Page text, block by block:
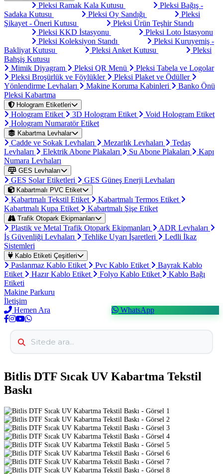
Pleksi Ramak Kala Kutusu
Pleksi Bağış -
Sadaka Kutusu
Pleksi Oy Sandığı
Pleksi
Şikayet - Öneri Kutusu
Pleksi Ürün Teşhir Standı
Pleksi KKD İstasyonu
Pleksi Loto İstasyonu
Pleksi Koleksiyon Standı
Pleksi Kuruyemiş -
Bakliyat Kutusu
Pleksi Anket Kutusu
Pleksi
Bahşiş Kutusu
Mimik Diyagram
Pleksi QR Menü
Pleksi Tabela ve Logolar
Pleksi Broşürlük ve Föylükler
Pleksi Plaket ve Ödüller
Yönlendirme Levhaları
Makine Koruma Kabinleri
Banko Önü
Pleksi Kabartma
Hologram Etiketleri
Hologram Etiket 3D Hologram Etiket
Void Hologram Etiket
Hologram Numaratör Etiket
Kabartma Levhalar
Cadde ve Sokak Levhaları Mezarlık Levhaları
Tedaş
Levhaları
Elektrik Abone Plakaları Su Abone Plakaları
Kapı
Numara Levhaları
GES Levhaları
GES Solar Etiketleri GES Güneş Enerji Levhaları
Kabartmalı PVC Etiket
Kabartmalı Tekstil Etiket
Kabartmalı Termos Etiket
Kabartmalı Kupa Etiket
Kabartmalı Şişe Etiket
Trafik Otopark Ekipmanları
Plastik ve Metal Trafik Otopark Ekipmanları
ADR Levhaları
İş Güvenliği Levhaları
Tehlike Uyarı İşaretleri
Ledli İkaz
Sistemleri
Kablo Etiketi Çeşitleri
Paslanmaz Kablo Etiket Pvc Kablo Etiket
Bayrak Kablo
Etiket
Hazır Kablo Etiket Folyo Kablo Etiket
Kablo Bağı
Etiketi
Makine Parkuru
İletişim
Hemen Ara
WhatsApp
Bitlis DTF Sıcak UV Kabartma Tekstil
Baskı